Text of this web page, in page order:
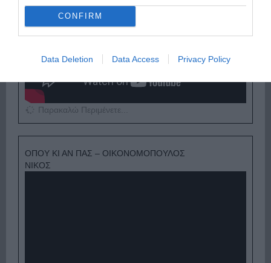
CONFIRM
Data Deletion Data Access Privacy Policy
Παρακαλώ Περιμένετε...
ΟΠΟΥ ΚΙ ΑΝ ΠΑΣ – ΟΙΚΟΝΟΜΟΠΟΥΛΟΣ
ΝΙΚΟΣ